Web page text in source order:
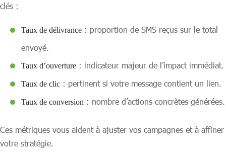
clés :
Taux de délivrance : proportion de SMS reçus sur le total
envoyé.
Taux d’ouverture : indicateur majeur de l’impact immédiat.
Taux de clic : pertinent si votre message contient un lien.
Taux de conversion : nombre d’actions concrètes générées.
Ces métriques vous aident à ajuster vos campagnes et à affiner
votre stratégie.